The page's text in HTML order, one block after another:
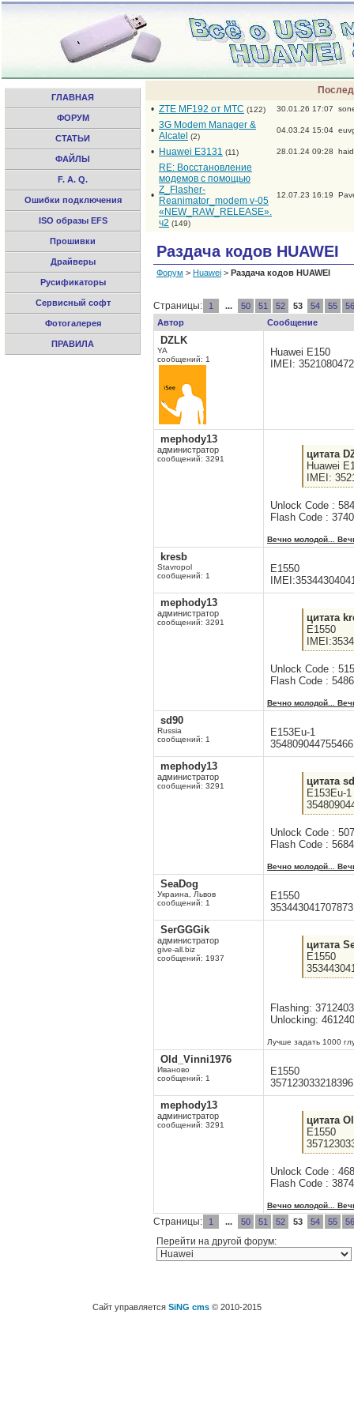
ГЛАВНАЯ
ФОРУМ
СТАТЬИ
ФАЙЛЫ
F. A. Q.
Ошибки подключения
ISO образы EFS
Прошивки
Драйверы
Русификаторы
Сервисный софт
Фотогалерея
ПРАВИЛА
• ZTE MF192 от МТС (122) 30.01.26 17:07
• 3G Modem Manager &
Alcatel
(2)
04.03.24 15:04
• Huawei E3131 (11) 28.01.24 09:28
•
RE: Восстановление
модемов с помощью
Z_Flasher-
Reanimator_modem v-05
«NEW_RAW_RELEASE».
ч2 (149)
12.07.23 16:19
Раздача кодов HUAWEI
Форум > Huawei > Раздача кодов HUAWEI
Страницы: 1 ... 50 51 52 53 54 55
56
Автор
Сообщение
DZLK
YA
сообщений: 1
Huawei E150
IMEI:
mephody13
администратор
сообщений: 3291
цитата
Huawei
IMEI:
Unlock Code :
Flash Code :
Вечно молодой...
kresb
Stavropol
сообщений: 1
E1550
mephody13
администратор
сообщений: 3291
цитата
E1550
Unlock Code :
Flash Code :
Вечно молодой...
sd90
Russia
сообщений: 1
E153Eu-1
354809044755466
mephody13
администратор
сообщений: 3291
цитата
E153Eu-1
Unlock Code :
Flash Code :
Вечно молодой...
SeaDog
Украина, Львов
сообщений: 1
E1550
353443041707873
SerGGGik
администратор
give-all.biz
сообщений: 1937
цитата
E1550
Flashing:
Unlocking:
Лучше задать 1000
Old_Vinni1976
Иваново
сообщений: 1
E1550
357123033218396
mephody13
администратор
сообщений: 3291
цитата
E1550
Unlock Code :
Flash Code :
Вечно молодой...
Страницы: 1 ... 50 51 52 53 54 55 56
Перейти на другой форум:
Сайт управляется SiNG cms © 2010-2015